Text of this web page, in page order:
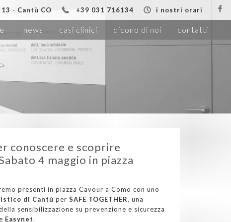
- Cantù CO +39 031 716134 i nostri orari
news casi clinici dicono di noi contatti
conoscere e scoprire
4 maggio in piazza
presenti in piazza Cavour a Como con uno
di Cantù per SAFE TOGETHER, una
sensibilizzazione su prevenzione e sicurezza
Easynet.